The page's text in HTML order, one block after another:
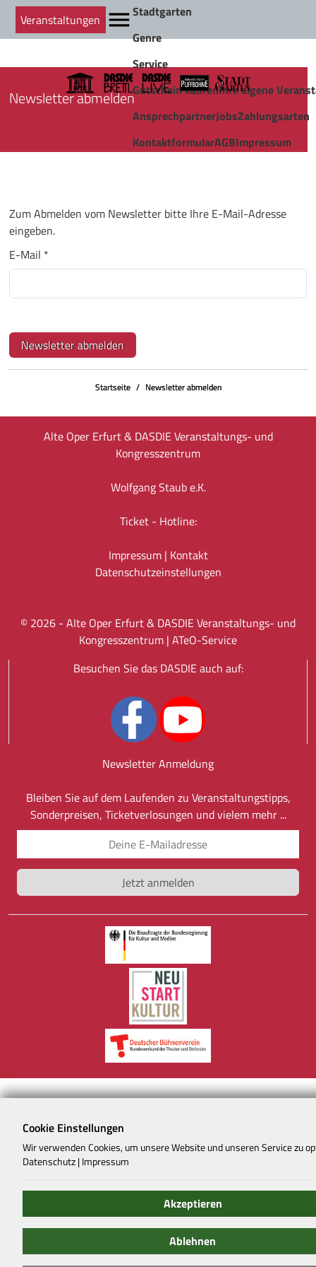
Veranstaltungen
Stadtgarten
Genre
Service
Gutschein kaufenIhre eigene
AnsprechpartnerJobsZahlungsarten
KontaktformularAGBImpressum
Newsletter abmelden
Zum Abmelden vom Newsletter bitte Ihre E-Mail-Adresse
eingeben.
E-Mail *
Newsletter abmelden
Startseite Newsletter abmelden
Alte Oper Erfurt & DASDIE Veranstaltungs- und
Kongresszentrum
Wolfgang Staub e.K.
Ticket - Hotline:
Impressum| Kontakt
Datenschutz­einstellungen
© 2026 - Alte Oper Erfurt & DASDIE Veranstaltungs- und
Kongresszentrum | ATeO-Service
Besuchen Sie das DASDIE auch auf:
Newsletter Anmeldung
Bleiben Sie auf dem Laufenden zu Veranstaltungstipps,
Sonderpreisen, Ticketverlosungen und vielem mehr ...
Cookie Einstellungen
Wir verwenden Cookies, um unsere Website und unseren Service zu
Datenschutz | Impressum
Akzeptieren
Ablehnen